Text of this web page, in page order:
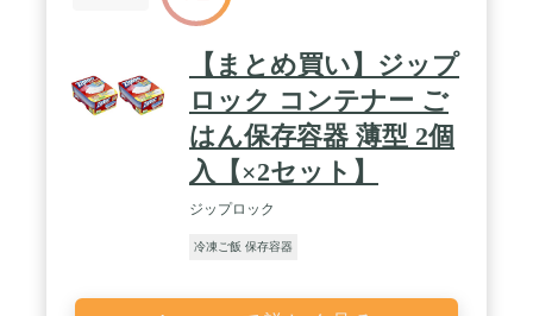
【まとめ買い】ジップ
ロック コンテナー ご
はん保存容器 薄型 2個
入【×2セット】
ジップロック
冷凍ご飯 保存容器